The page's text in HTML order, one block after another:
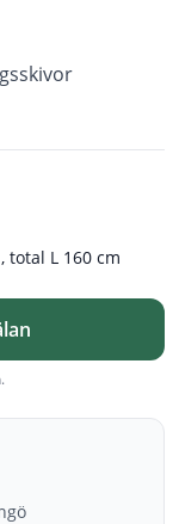
total L 160 cm